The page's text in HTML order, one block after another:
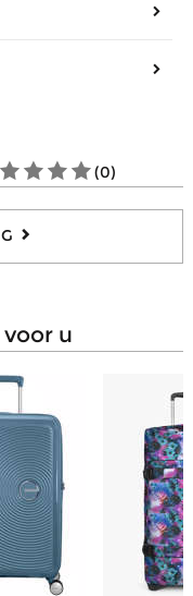
(0)
voor u